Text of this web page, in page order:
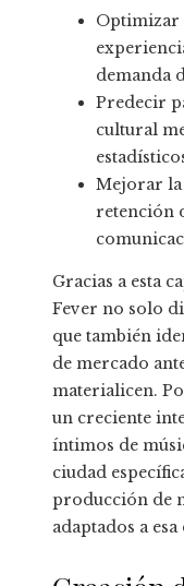
Optimizar
demanda
Predecir
cultural
Mejorar
retención
Gracias a esta
Fever no solo
que también
de mercado
materialicen.
un creciente
íntimos de
ciudad
producción de
adaptados a